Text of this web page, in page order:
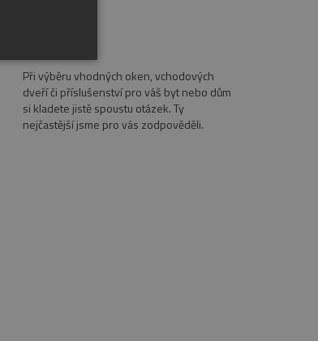
Při výběru vhodných oken, vchodových
dveří či příslušenství pro váš byt nebo dům
si kladete jistě spoustu otázek. Ty
nejčastější jsme pro vás zodpověděli.
stránky nelze
aby